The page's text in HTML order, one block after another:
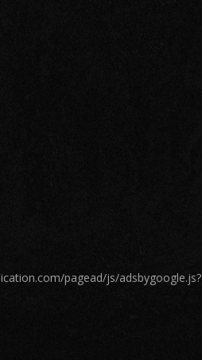
pagead/js/adsbygoogle.js?